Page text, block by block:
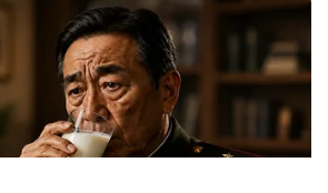
Follow Kabarbaru